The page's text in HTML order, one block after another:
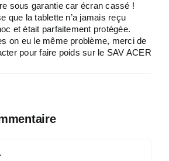
sous garantie car écran cassé !
que la tablette n’a jamais reçu
et était parfaitement protégée.
on eu le même problème, merci de
pour faire poids sur le SAV ACER